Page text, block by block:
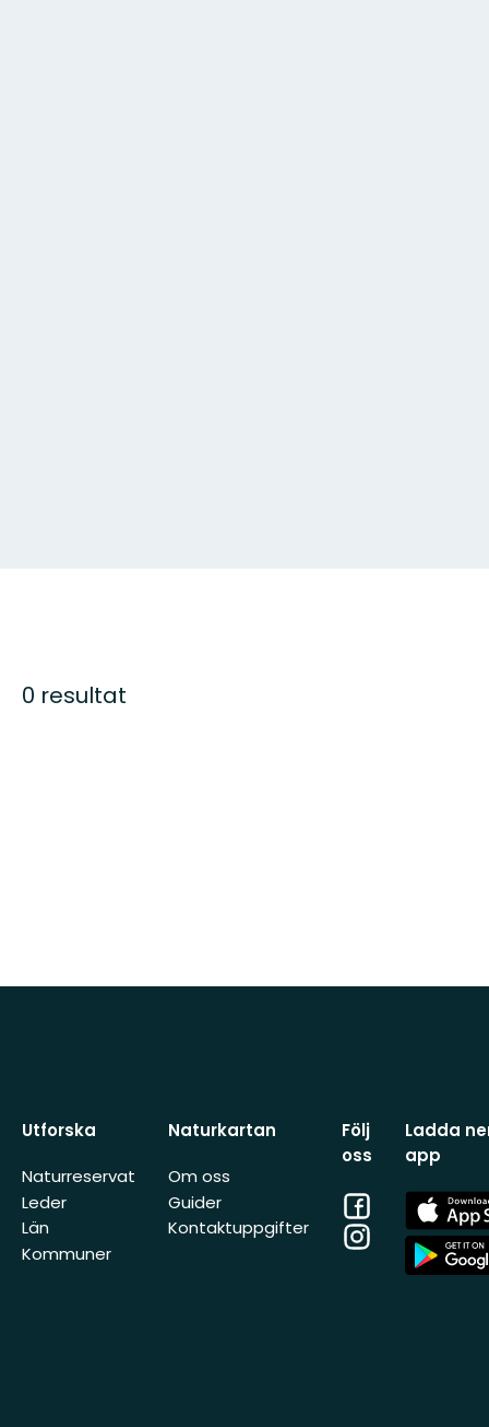
0 resultat
Utforska
Naturreservat
Leder
Län
Kommuner
Naturkartan
Om oss
Guider
Kontaktuppgifter
Följ
oss
Facebook
Instagram
Ladda
app
App
Store
App
Store